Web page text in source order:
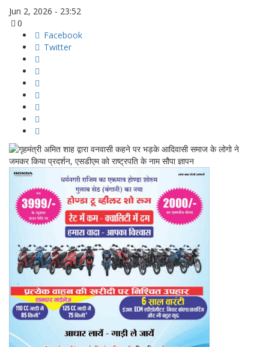
Jun 2, 2026 - 23:52
0
Facebook
Twitter